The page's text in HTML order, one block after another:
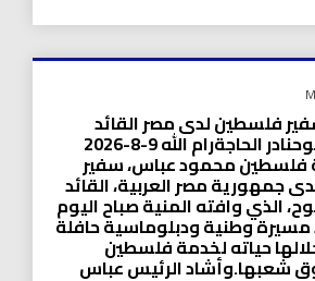
فلسطين لدى مصر القائد
الوطني دياب اللوحنادر الحاجةرام الله 9-8-2026
فلسطين محمود عباس، سفير
جمهورية مصر العربية، القائد
الذي وافته المنية صباح اليوم
مسيرة وطنية ودبلوماسية حافلة
حياته لخدمة فلسطين
شعبها.وأشاد الرئيس عباس